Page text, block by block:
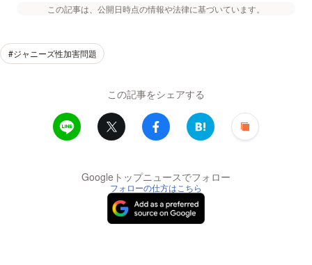
この記事は、公開日時点の情報や法律に基づいています。
#ジャニーズ性加害問題
この記事をシェアする
Googleトップニュースでフォロー
フォローの仕方はこちら